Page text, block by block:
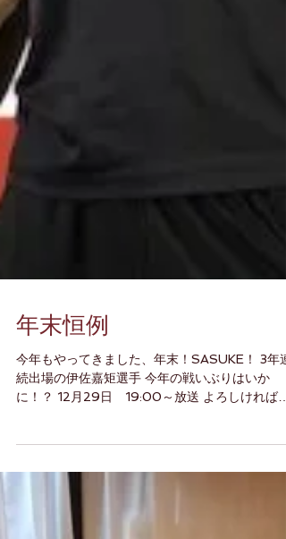
年末恒例
今年もやってきました、年末！SASUKE！ 3年連
続出場の伊佐嘉矩選手 今年の戦いぶりはいか
に！？ 12月29日 19:00～放送 よろしければ応
援お願い致します！